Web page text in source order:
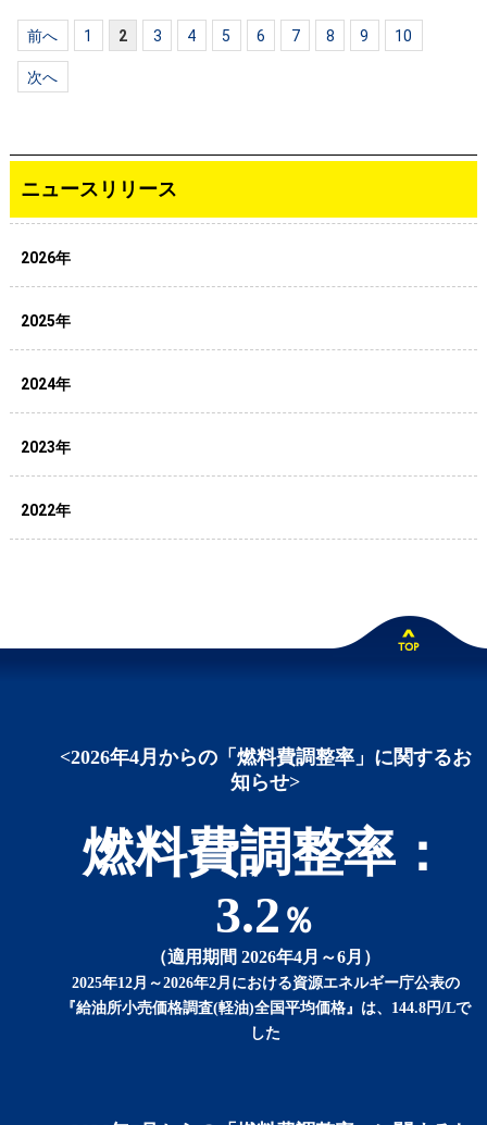
前へ 1 2 3 4 5 6 7 8 9 10
次へ
ニュースリリース
2026年
2025年
2024年
2023年
2022年
<2026年4月からの「燃料費調整率」に関するお
知らせ>
燃料費調整率：
3.2 ％
（適用期間 2026年4月～6月）
2025年12月～2026年2月における資源エネルギー庁公表の
『給油所小売価格調査(軽油)全国平均価格』は、144.8円/Lで
した